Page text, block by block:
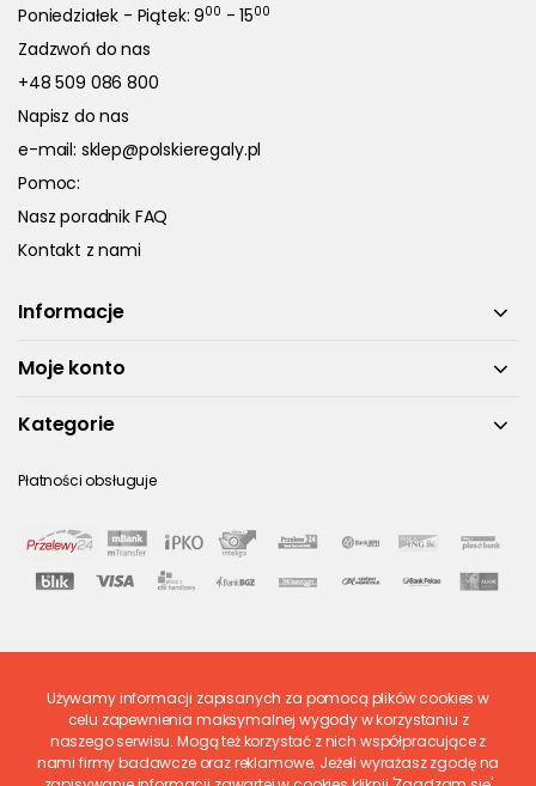
Poniedziałek - Piątek: 900 - 1500
Zadzwoń do nas
+48 509 086 800
Napisz do nas
e-mail: sklep@polskieregaly.pl
Pomoc:
Nasz poradnik FAQ
Kontakt z nami
Informacje
Moje konto
Kategorie
Płatności obsługuje
Ostatnio ocenione
Używamy informacji zapisanych za pomocą plików cookies w
celu zapewnienia maksymalnej wygody w korzystaniu z
naszego serwisu. Mogą też korzystać z nich współpracujące z
nami firmy badawcze oraz reklamowe. Jeżeli wyrażasz zgodę na